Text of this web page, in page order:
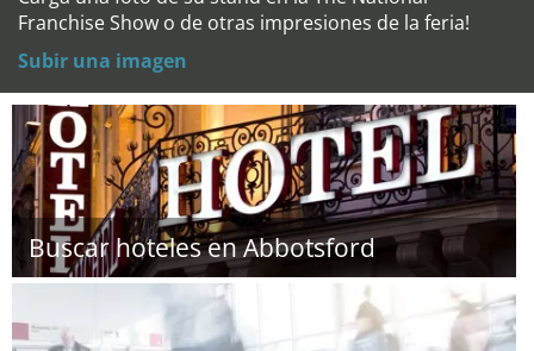
Franchise Show o de otras impresiones de la feria!
Subir una imagen
Buscar hoteles en Abbotsford